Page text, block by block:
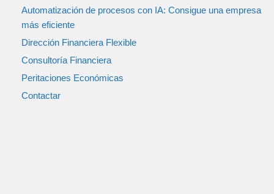
Automatización de procesos con IA: Consigue una empresa
más eficiente
Dirección Financiera Flexible
Consultoría Financiera
Peritaciones Económicas
Contactar